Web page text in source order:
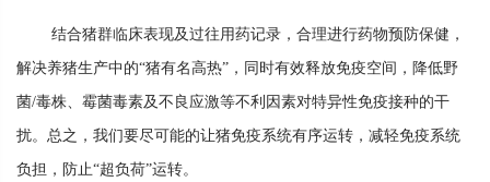
结合猪群临床表现及过往用药记录，合理进行药物预防保健，
解决养猪生产中的“猪有名高热”，同时有效释放免疫空间，降低野
菌/毒株、霉菌毒素及不良应激等不利因素对特异性免疫接种的干
扰。总之，我们要尽可能的让猪免疫系统有序运转，减轻免疫系统
负担，防止“超负荷”运转。